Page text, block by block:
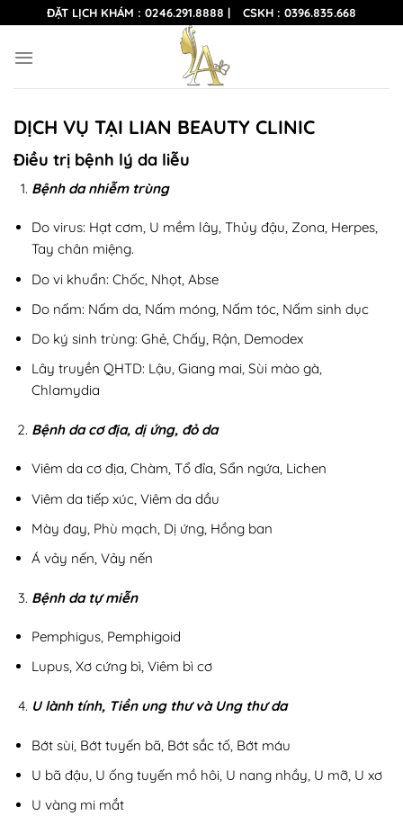
content
ĐẶT LỊCH KHÁM : 0246.291.8888 | CSKH : 0396.835.668
DỊCH VỤ TẠI LIAN BEAUTY CLINIC
Điều trị bệnh lý da liễu
Bệnh da nhiễm trùng
Do virus: Hạt cơm, U mềm lây, Thủy đậu, Zona, Herpes,
Tay chân miệng.
Do vi khuẩn: Chốc, Nhọt, Abse
Do nấm: Nấm da, Nấm móng, Nấm tóc, Nấm sinh dục
Do ký sinh trùng: Ghẻ, Chấy, Rận, Demodex
Lây truyền QHTD: Lậu, Giang mai, Sùi mào gà,
Chlamydia
Bệnh da cơ địa, dị ứng, đỏ da
Viêm da cơ địa, Chàm, Tổ đỉa, Sẩn ngứa, Lichen
Viêm da tiếp xúc, Viêm da dầu
Mày đay, Phù mạch, Dị ứng, Hồng ban
Á vảy nến, Vảy nến
Bệnh da tự miễn
Pemphigus, Pemphigoid
Lupus, Xơ cứng bì, Viêm bì cơ
U lành tính, Tiền ung thư và Ung thư da
Bớt sùi, Bớt tuyến bã, Bớt sắc tố, Bớt máu
U bã đậu, U ống tuyến mồ hôi, U nang nhầy, U mỡ, U xơ
U vàng mi mắt